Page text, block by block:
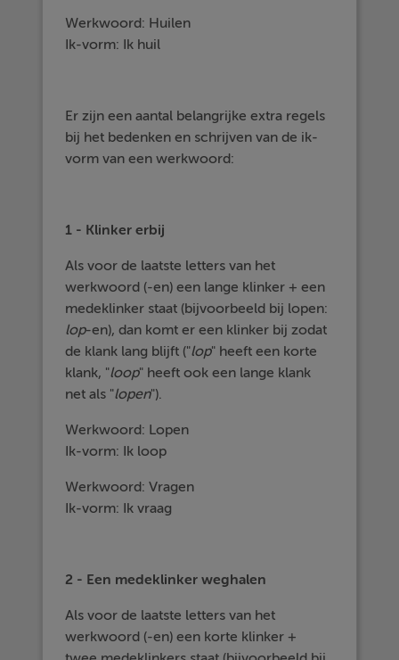
Werkwoord: Huilen
Ik-vorm: Ik huil
Er zijn een aantal belangrijke extra regels
bij het bedenken en schrijven van de ik-
vorm van een werkwoord:
1 - Klinker erbij
Als voor de laatste letters van het
werkwoord (-en) een lange klinker + een
medeklinker staat (bijvoorbeeld bij lopen:
lop-en), dan komt er een klinker bij zodat
de klank lang blijft ("lop" heeft een korte
klank, "loop" heeft ook een lange klank
net als "lopen").
Werkwoord: Lopen
Ik-vorm: Ik loop
Werkwoord: Vragen
Ik-vorm: Ik vraag
2 - Een medeklinker weghalen
Als voor de laatste letters van het
werkwoord (-en) een korte klinker +